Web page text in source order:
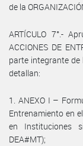
de la
ARTÍCULO 7°.-
ACCIONES DE
parte integrante de
detallan:
1. ANEXO I –
Entrenamiento en
en Instituciones
DEA#MT);